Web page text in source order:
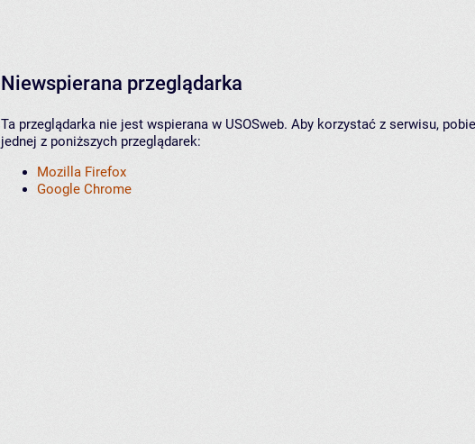
Niewspierana przeglądarka
Ta przeglądarka nie jest wspierana w USOSweb. Aby korzystać z serwisu,
jednej z poniższych przeglądarek:
Mozilla Firefox
Google Chrome